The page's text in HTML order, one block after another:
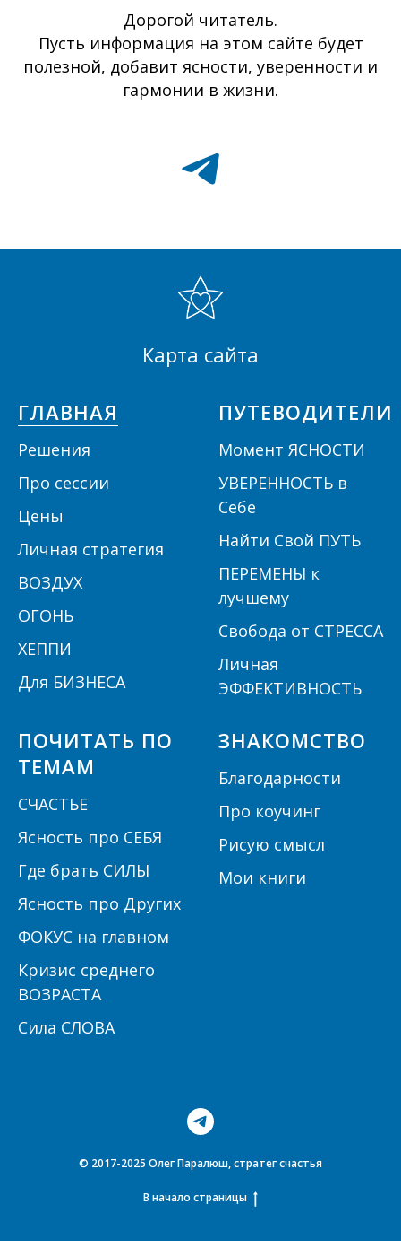
Дорогой читатель.
Пусть информация на этом сайте будет
полезной, добавит ясности, уверенности и
гармонии в жизни.
Карта сайта
ГЛАВНАЯ
Решения
Про сессии
Цены
Личная стратегия
ВОЗДУХ
ОГОНЬ
ХЕППИ
Для БИЗНЕСА
ПУТЕВОДИТЕЛИ
Момент ЯСНОСТИ
УВЕРЕННОСТЬ в
Себе
Найти Свой ПУТЬ
ПЕРЕМЕНЫ к
лучшему
Свобода от СТРЕССА
Личная
ЭФФЕКТИВНОСТЬ
ПОЧИТАТЬ ПО
ТЕМАМ
СЧАСТЬЕ
Ясность про СЕБЯ
Где брать СИЛЫ
Ясность про Других
ФОКУС на главном
Кризис среднего
ВОЗРАСТА
Сила СЛОВА
ЗНАКОМСТВО
Благодарности
Про коучинг
Рисую смысл
Мои книги
© 2017-2025 Олег Паралюш, стратег счастья
В начало страницы